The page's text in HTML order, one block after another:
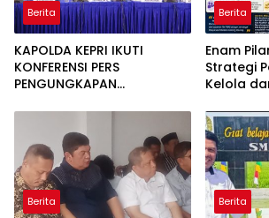
Berita
KAPOLDA KEPRI IKUTI
KONFERENSI PERS
PENGUNGKAPAN
KETAMINE DI PERAIRAN
Berita
Enam
Strategi
Kelola
Program
Berita Berita